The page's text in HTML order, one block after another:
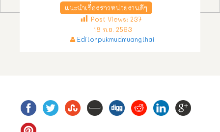
แนะนำเรื่องราวหน่วยงานดีๆ
Post Views: 237
18 ก.ย. 2563
Editorpukmudmuangthai